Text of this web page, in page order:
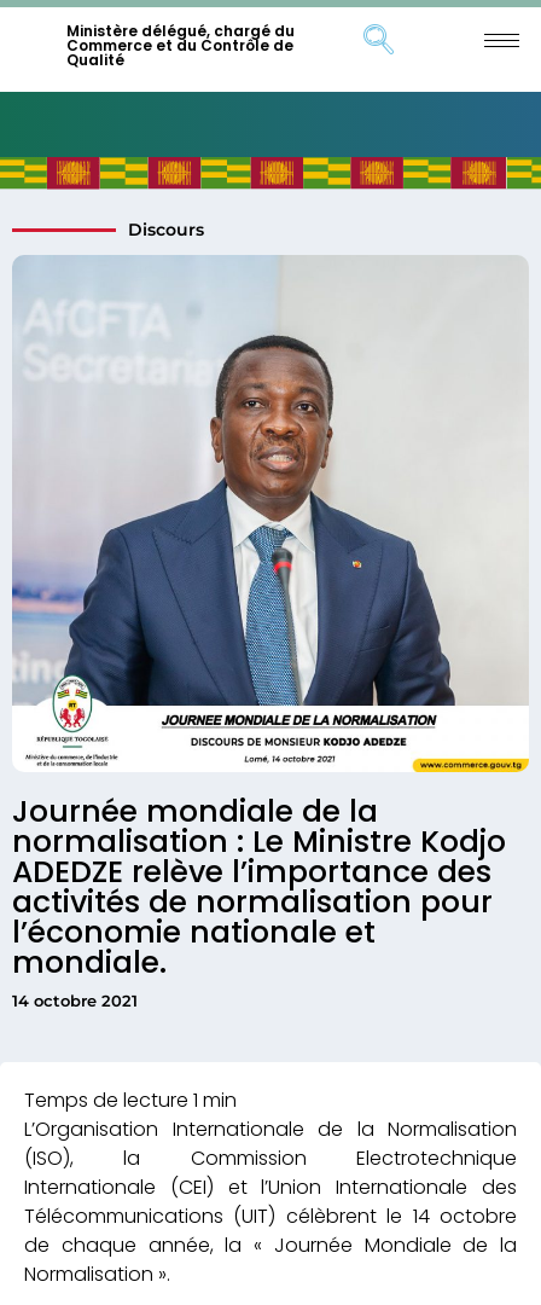
Ministère délégué, chargé du
Commerce et du Contrôle de
Qualité
Journée mondiale de la
normalisation : Le Ministre Kodjo
ADEDZE relève l’importance des
activités de normalisation pour
l’économie nationale et
mondiale.
14 octobre 2021
Discours
L’Organisation Internationale de la Normalisation
(ISO), la Commission Electrotechnique
Internationale (CEI) et l’Union Internationale des
Télécommunications (UIT) célèbrent le 14 octobre
de chaque année, la « Journée Mondiale de la
Normalisation ».